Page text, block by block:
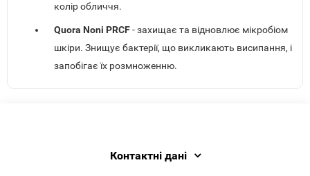
колір обличчя.
Quora Noni PRCF- захищає та відновлює мікробіом
шкіри. Знищує бактерії, що викликають висипання, і
запобігає їх розмноженню.
Контактні дані